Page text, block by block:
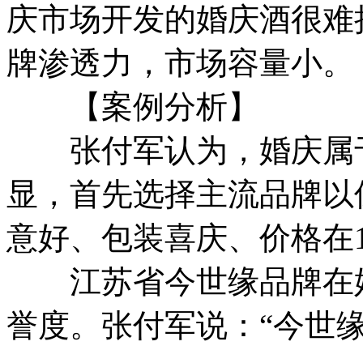
庆市场开发的婚庆酒很
牌渗透力，市场容量小。
【案例分析】
张付军认为，婚庆属
显，首先选择主流品牌
意好、包装喜庆、价格
江苏省今世缘品牌在
誉度。张付军说：“今世